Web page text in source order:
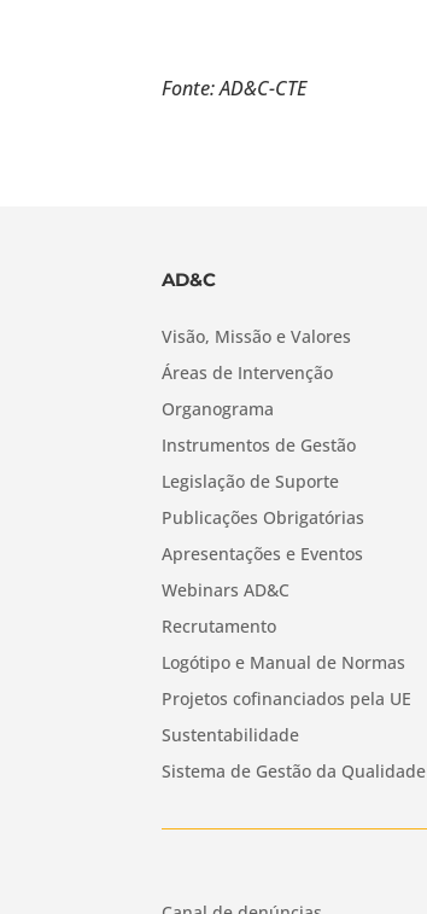
Fonte: AD&C-CTE
AD&C
Visão, Missão e Valores
Áreas de Intervenção
Organograma
Instrumentos de Gestão
Legislação de Suporte
Publicações Obrigatórias
Apresentações e Eventos
Webinars AD&C
Recrutamento
Logótipo e Manual de Normas
Projetos cofinanciados pela UE
Sustentabilidade
Sistema de Gestão da Qualidade